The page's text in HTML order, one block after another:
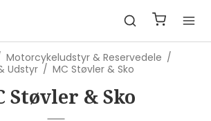
Motorcykeludstyr & Reservedele /
Udstyr / MC Støvler & Sko
Støvler & Sko